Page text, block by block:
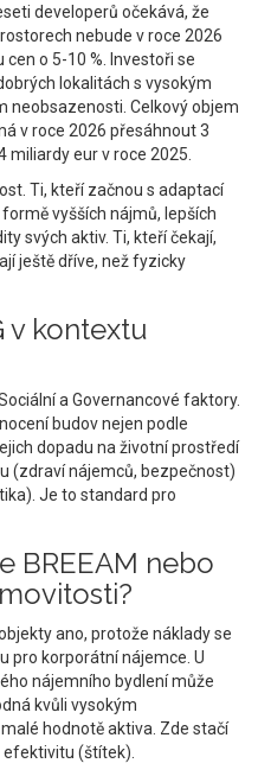
developerů očekává, že
nebude v roce 2026
o 5-10 %. Investoři se
lokalitách s vysokým
neobsazenosti. Celkový objem
v roce 2026 přesáhnout 3
miliardy eur v roce 2025.
Ti, kteří začnou s adaptací
vyšších nájmů, lepších
svých aktiv. Ti, kteří čekají,
ještě dříve, než fyzicky
v kontextu
a Governancové faktory.
budov nejen podle
dopadu na životní prostředí
(zdraví nájemců, bezpečnost)
Je to standard pro
BREEAM nebo
ano, protože náklady se
pro korporátní nájemce. U
nájemního bydlení může
kvůli vysokým
hodnotě aktiva. Zde stačí
efektivitu (štítek).